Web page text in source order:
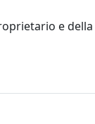
e della